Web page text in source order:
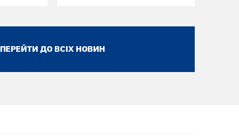
ПЕРЕЙТИ ДО ВСІХ НОВИН